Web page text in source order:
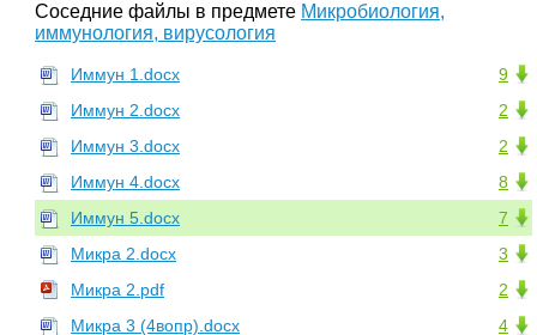
Соседние файлы в предмете Микробиология,
иммунология, вирусология
9
Иммун 1.docx
2
Иммун 2.docx
2
Иммун 3.docx
8
Иммун 4.docx
7
Иммун 5.docx
3
Микра 2.docx
2
Микра 2.pdf
4
Микра 3 (4вопр).docx